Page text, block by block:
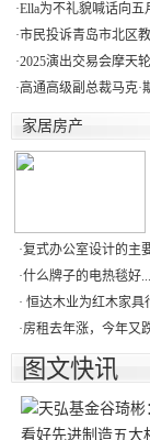
·Ella为不礼貌喊话向五
·市民投诉青岛市北区
·2025演出交易会摩天
·高通高级副总裁马克·
家居房产
·复式办公室设计的主
·什么牌子的电热毯好...
· 恒达木业为红木家具
·房租去年涨，今年又
图文快讯